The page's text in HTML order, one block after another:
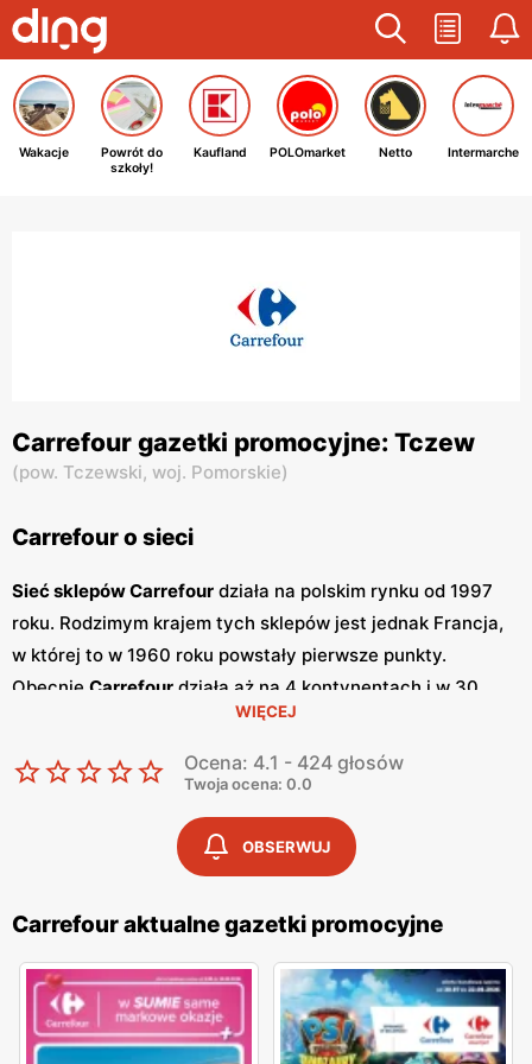
Wakacje
Powrót do
szkoły!
Kaufland POLOmarket Netto Intermarche
Carrefour gazetki promocyjne: Tczew
(pow. Tczewski, woj. Pomorskie)
Carrefour o sieci
Sieć sklepów Carrefour działa na polskim rynku od 1997
roku. Rodzimym krajem tych sklepów jest jednak Francja,
w której to w 1960 roku powstały pierwsze punkty.
Obecnie Carrefour działa aż na 4 kontynentach i w 30
krajach. Wśród nich można wymienić między innymi
Turcję, Tajwan, Słowację, Chiny, Brazylię, Włochy,
Argentynę, Belgię czy też Hiszpanię. Ogółem na całym
świecie działa ponad 12 tysięcy sklepów stacjonarnych
oraz internetowych. Każdego dnia robi w nich zakupu
blisko 30 mln klientów. Wszystko to obsługuje 325 tysięcy
pracowników, współpracujących z bogatą siatką
W Polsce na dzień dzisiejszy marka ta posiada aż 900
sklepów, które działają w 6 formatach. Są to hipermarkety,
supermarkety, mniejsze sklepu hurtowo-dyskontowe,
WIĘCEJ
Ocena: 4.1 - 424 głosów
Twoja ocena: 0.0
OBSERWUJ
Carrefour aktualne gazetki promocyjne